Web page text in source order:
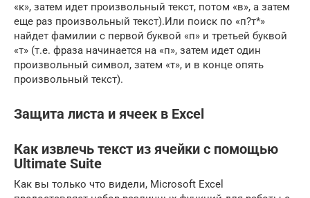
«к», затем идет произвольный текст, потом «в», а затем
еще раз произвольный текст).Или поиск по «п?т*»
найдет фамилии с первой буквой «п» и третьей буквой
«т» (т.е. фраза начинается на «п», затем идет один
произвольный символ, затем «т», и в конце опять
произвольный текст).
Защита листа и ячеек в Excel
Как извлечь текст из ячейки с помощью
Ultimate Suite
Как вы только что видели, Microsoft Excel